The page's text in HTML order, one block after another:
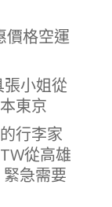
價格空運
小姐從
東京
行李家
從高雄
急需要